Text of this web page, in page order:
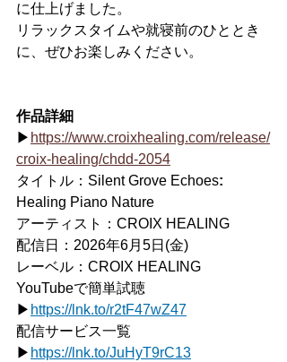
に仕上げました。
リラックスタイムや就寝前のひととき
に、ぜひお楽しみください。
作品詳細
▶ https://www.croixhealing.com/release/
croix-healing/chdd-2054
タイトル：Silent Grove Echoes:
Healing Piano Nature
アーティスト：CROIX HEALING
配信日：2026年6月5日(金)
レーベル：CROIX HEALING
YouTubeで簡単試聴
▶ https:// lnk.to/r2tF47wZ47
配信サービス⼀覧
▶ https:// lnk.to/JuHyT9rC13